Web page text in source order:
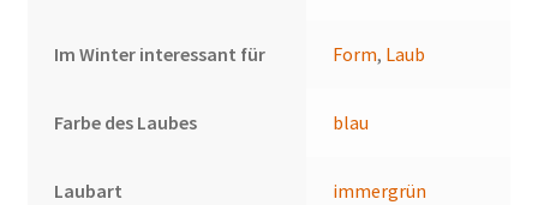
Im Winter interessant für Form, Laub
Farbe des Laubes blau
Laubart immergrün